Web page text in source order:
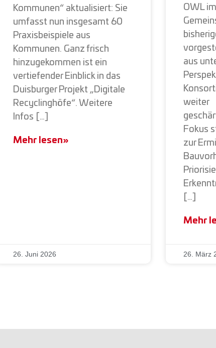
Kommunen“ aktualisiert: Sie
umfasst nun insgesamt 60
Praxisbeispiele aus
Kommunen. Ganz frisch
hinzugekommen ist ein
vertiefender Einblick in das
Duisburger Projekt „Digitale
Recyclinghöfe“. Weitere
Infos […]
Mehr lesen»
26. Juni 2026
OWL
aus
weiter
Fokus
zur
[…]
Mehr
26. März